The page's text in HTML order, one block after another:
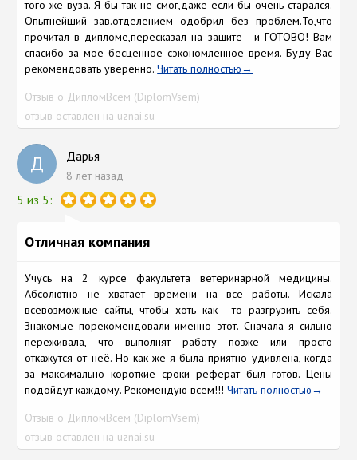
того же вуза. Я бы так не смог,даже если бы очень старался.
Опытнейший зав.отделением одобрил без проблем.То,что
прочитал в дипломе,пересказал на защите - и ГОТОВО! Вам
спасибо за мое бесценное сэкономленное время. Буду Вас
рекомендовать уверенно.Читать полностью
Отзыв о ДипломВсем (DiplomVsem)
отзыв оставлен на uznai.su
Д Дарья
8 лет назад
5 из 5:
Отличная компания
Учусь на 2 курсе факультета ветеринарной медицины.
Абсолютно не хватает времени на все работы. Искала
всевозможные сайты, чтобы хоть как - то разгрузить себя.
Знакомые порекомендовали именно этот. Сначала я сильно
переживала, что выполнят работу позже или просто
откажутся от неё. Но как же я была приятно удивлена, когда
за максимально короткие сроки реферат был готов. Цены
подойдут каждому. Рекомендую всем!!!Читать полностью
Отзыв о ДипломВсем (DiplomVsem)
отзыв оставлен на uznai.su